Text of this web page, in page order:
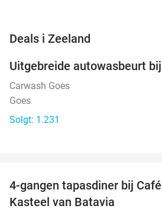
Deals i Zeeland
Uitgebreide autowasbeurt
Carwash Goes
Goes
Solgt: 1.231
4-gangen tapasdiner bij
Kasteel van Batavia